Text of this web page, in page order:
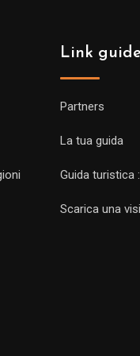
Link guide
Partners
La tua guida
Guida turistica
Scarica una